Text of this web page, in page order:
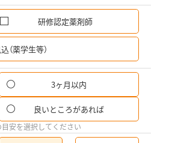
研修認定薬剤師
（薬学生等）
3ヶ月以内
良いところがあれば
安を選択してください